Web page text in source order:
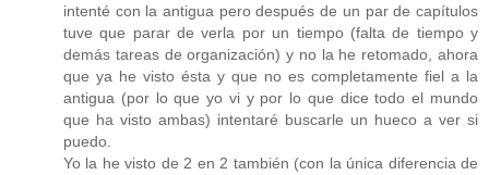
intenté con la antigua pero después de un par de capítulos
tuve que parar de verla por un tiempo (falta de tiempo y
demás tareas de organización) y no la he retomado, ahora
que ya he visto ésta y que no es completamente fiel a la
antigua (por lo que yo vi y por lo que dice todo el mundo
que ha visto ambas) intentaré buscarle un hueco a ver si
puedo.
Yo la he visto de 2 en 2 también (con la única diferencia de